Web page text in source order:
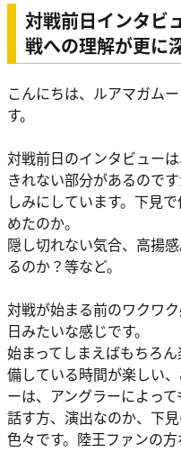
対戦前日インタビ
戦への理解が更に
こんにちは、ルアマガム
す。
対戦前日のインタビュー
きれない部分があるので
しみにしています。下見
めたのか。
隠し切れない気合、高揚
るのか？等など。
対戦が始まる前のワクワ
日みたいな感じです。
始まってしまえばもちろ
備している時間が楽しい
ーは、アングラーによっ
話す方、演出なのか、下
色々です。陸王ファンの